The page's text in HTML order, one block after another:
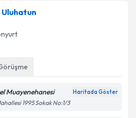
Muayenehanesi Haritada Göster
1995 Sokak No:1/3